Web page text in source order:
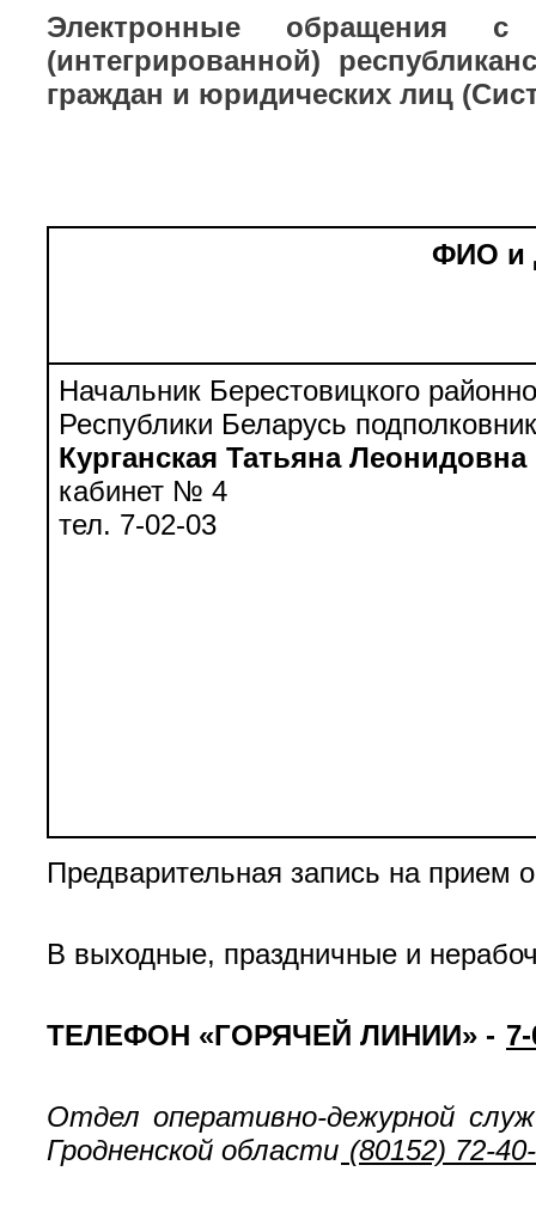
Электронные обращения с
(интегрированной)
граждан и юридических лиц
ФИО и
Начальник Берестовицкого
Республики Беларусь
Курганская Татьяна Леонидовна
кабинет № 4
тел. 7-02-03
Предварительная запись на прием
В выходные, праздничные и
ТЕЛЕФОН «ГОРЯЧЕЙ ЛИНИИ» -
Отдел оперативно-дежурной
Гродненской области (80152) 72-